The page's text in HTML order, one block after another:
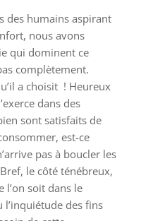
des humains aspirant
nous avons
qui dominent ce
complètement.
a choisit ! Heureux
dans des
sont satisfaits de
est-ce
pas à boucler les
le côté ténébreux,
l’on soit dans le
des fins